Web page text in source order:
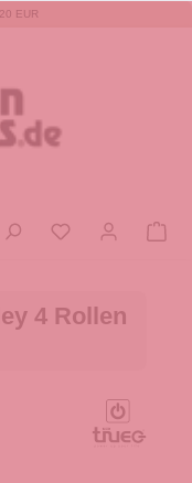
EUR
4 Rollen